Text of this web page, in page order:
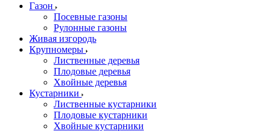
Газон
Посевные газоны
Рулонные газоны
Живая изгородь
Крупномеры
Лиственные деревья
Плодовые деревья
Хвойные деревья
Кустарники
Лиственные кустарники
Плодовые кустарники
Хвойные кустарники